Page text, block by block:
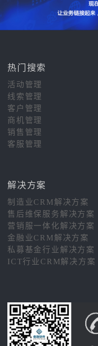
热门搜索
活动管理
线索管理
客户管理
商机管理
销售管理
客服管理
解决方案
制造业CRM解决方案
售后维保服务解决方案
营销服一体化解决方案
金融业CRM解决方案
私募基金行业解决方案
ICT行业CRM解决方案